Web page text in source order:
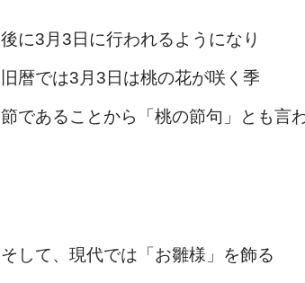
後に3月3日に行われるようになり
旧暦では3月3日は桃の花が咲く季
節であることから「桃の節句」とも言
そして、現代では「お雛様」を飾る